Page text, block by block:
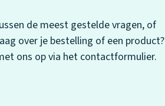
de meest gestelde vragen, of
over je bestelling of een product?
ons op via het contactformulier.